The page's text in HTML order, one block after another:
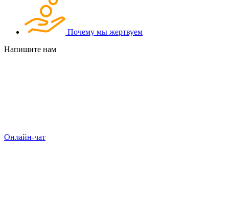
Почему мы жертвуем
Напишите нам
Онлайн-чат